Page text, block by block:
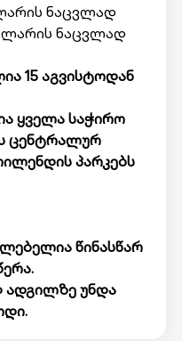
ნაცვლად
ნაცვლად
15 აგვისტოდან
ყველა საჭირო
ცენტრალურ
პარკებს
წინასწარ
ადგილზე უნდა